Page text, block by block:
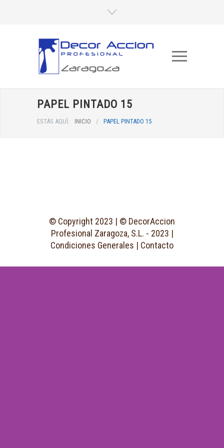
PAPEL PINTADO 15
ESTÁS AQUÍ: INICIO / PAPEL PINTADO 15
© Copyright 2023 | © DecorAccion
Profesional Zaragoza, S.L. - 2023 |
Condiciones Generales | Contacto